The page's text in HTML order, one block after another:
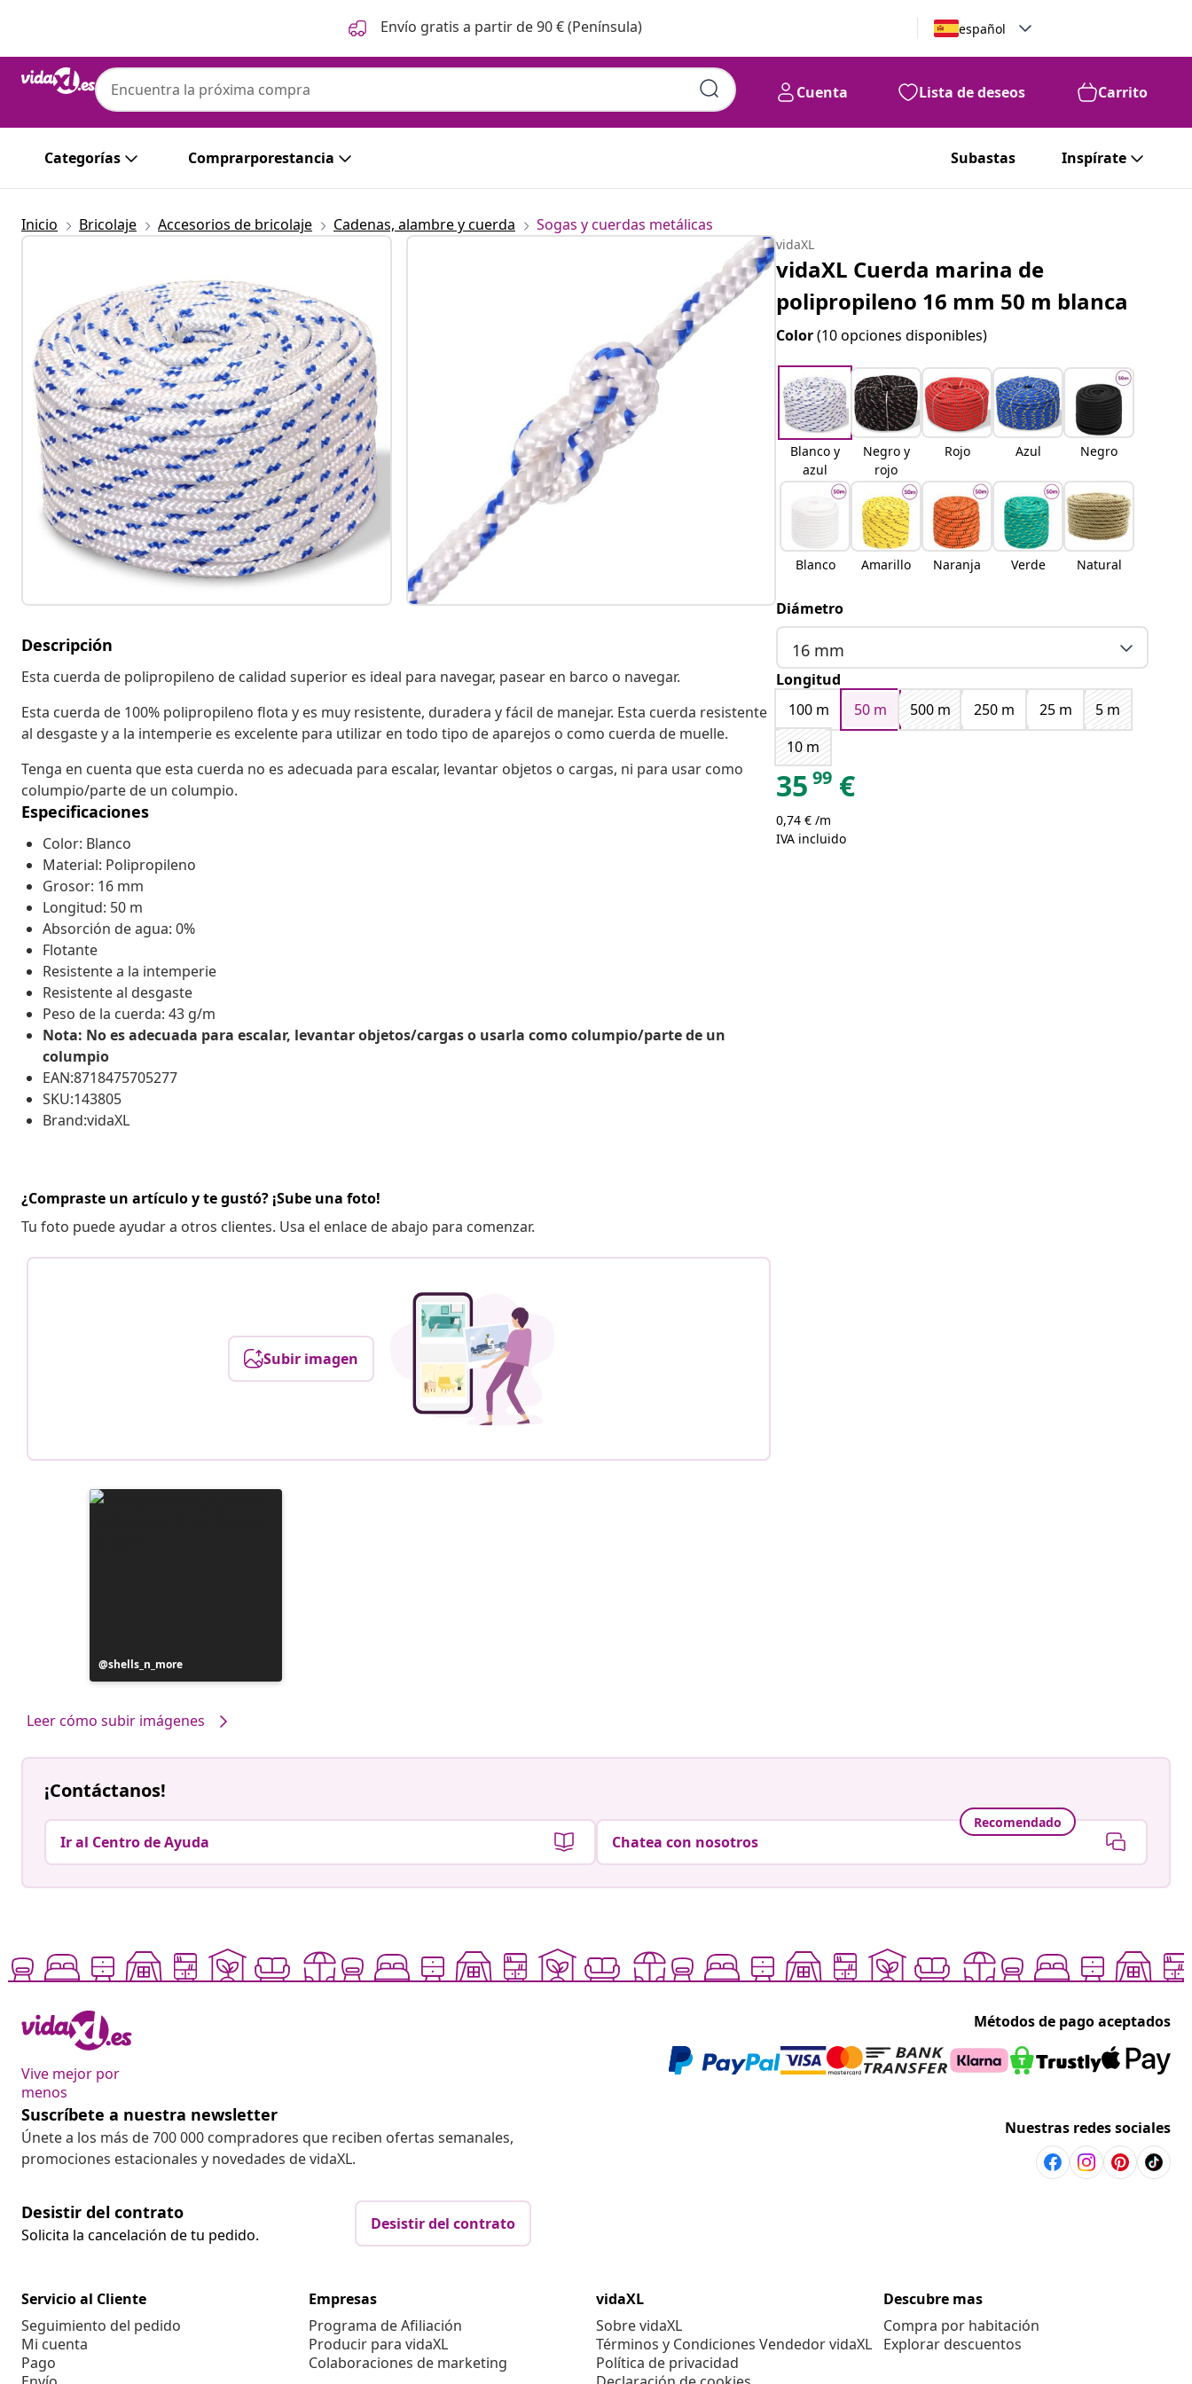
Envío gratis a partir de 90 € (Península) español
Cuenta Lista de deseos Carrito
Categorías Comprarporestancia Subastas Inspírate
Inicio Bricolaje Accesorios de bricolaje Cadenas, alambre y cuerda Sogas y cuerdas metálicas
Descripción
Esta cuerda de polipropileno de calidad superior es ideal para navegar, pasear en barco o navegar.
Esta cuerda de 100% polipropileno flota y es muy resistente, duradera y fácil de manejar. Esta cuerda resistente
al desgaste y a la intemperie es excelente para utilizar en todo tipo de aparejos o como cuerda de muelle.
Tenga en cuenta que esta cuerda no es adecuada para escalar, levantar objetos o cargas, ni para usar como
columpio/parte de un columpio.
Especificaciones
Color: Blanco
Material: Polipropileno
Grosor: 16 mm
Longitud: 50 m
Absorción de agua: 0%
Flotante
Resistente a la intemperie
Resistente al desgaste
Peso de la cuerda: 43 g/m
Nota: No es adecuada para escalar, levantar objetos/cargas o usarla como columpio/parte de un
columpio
EAN:8718475705277
SKU:143805
Brand:vidaXL
¿Compraste un artículo y te gustó? ¡Sube una foto!
Tu foto puede ayudar a otros clientes. Usa el enlace de abajo para comenzar.
Subir imagen
Publicación
realizada
shells_n_more
Leer cómo subir imágenes
vidaXL
vidaXL Cuerda marina de
polipropileno 16 mm 50 m blanca
Color(10 opciones disponibles)
Blanco y
azul
Negro y
rojo
Rojo Azul Negro
Blanco Amarillo Naranja Verde Natural
Diámetro
16 mm
Longitud
100 m
50 m 500 m 250 m 25 m
5 m
10 m
35 99 €
0,74 € /m
IVA incluido
¡Contáctanos!
Ir al Centro de Ayuda
Recomendado
Chatea con nosotros
Vive mejor por
menos
Métodos de pago aceptados
Suscríbete a nuestra newsletter
Únete a los más de 700 000 compradores que reciben ofertas semanales,
promociones estacionales y novedades de vidaXL.
Nuestras redes sociales
Desistir del contrato
Solicita la cancelación de tu pedido.
Desistir del contrato
Servicio al Cliente
Seguimiento del pedido
Mi cuenta
Pago
Empresas
Programa de Afiliación
Producir para vidaXL
Colaboraciones de marketing
vidaXL
Sobre vidaXL
Términos y Condiciones Vendedor vidaXL
Política de privacidad
Descubre mas
Compra por habitación
Explorar descuentos